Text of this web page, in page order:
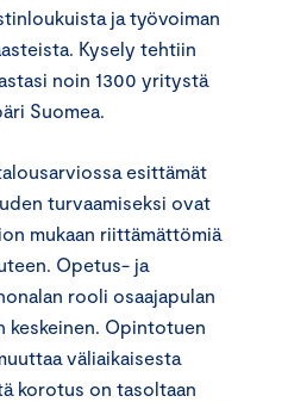
ja työvoiman
Kysely tehtiin
noin 1300 yritystä
Suomea.
esittämät
turvaamiseksi ovat
mukaan riittämättömiä
Opetus- ja
rooli osaajapulan
keskeinen. Opintotuen
väliaikaisesta
korotus on tasoltaan